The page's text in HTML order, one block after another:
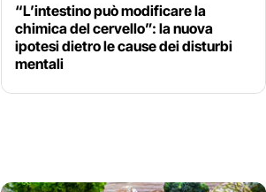
“L’intestino può modificare la
chimica del cervello”: la nuova
ipotesi dietro le cause dei disturbi
mentali